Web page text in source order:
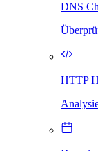
DNS
HTTP